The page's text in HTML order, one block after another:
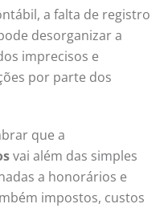
a falta de registro
desorganizar a
imprecisos e
por parte dos
que a
vai além das simples
a honorários e
impostos, custos